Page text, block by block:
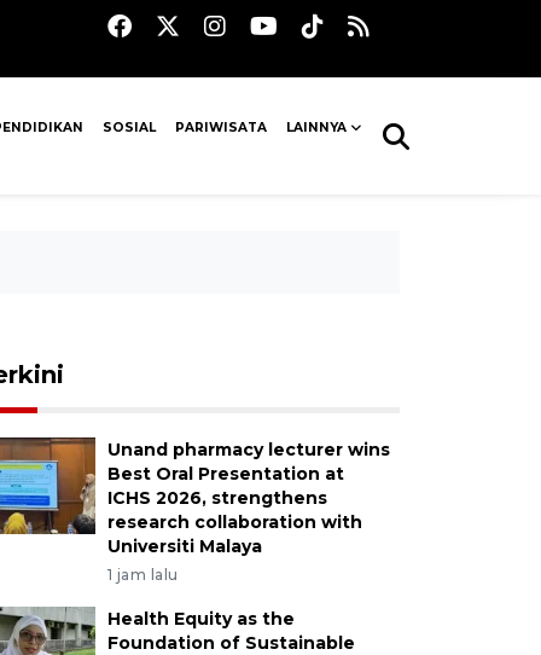
SOSIAL PARIWISATA LAINNYA
Unand pharmacy lecturer wins
Best Oral Presentation at
ICHS 2026, strengthens
research collaboration with
Universiti Malaya
1 jam lalu
Health Equity as the
Foundation of Sustainable